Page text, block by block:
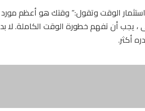
الوقت وتقول:” وقتك هو أعظم مورد
، يجب أن تفهم خطورة الوقت الكاملة. لا بد
أكثر.